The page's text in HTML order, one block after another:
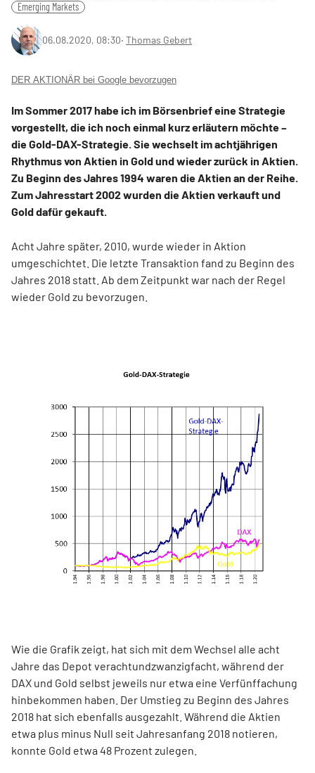
Emerging Markets
06.08.2020, 08:30‧ Thomas Gebert
DER AKTIONÄR bei Google bevorzugen
Im Sommer 2017 habe ich im Börsenbrief eine Strategie
vorgestellt, die ich noch einmal kurz erläutern möchte –
die Gold-DAX-Strategie. Sie wechselt im achtjährigen
Rhythmus von Aktien in Gold und wieder zurück in Aktien.
Zu Beginn des Jahres 1994 waren die Aktien an der Reihe.
Zum Jahresstart 2002 wurden die Aktien verkauft und
Gold dafür gekauft.
Acht Jahre später, 2010, wurde wieder in Aktion
umgeschichtet. Die letzte Transaktion fand zu Beginn des
Jahres 2018 statt. Ab dem Zeitpunkt war nach der Regel
wieder Gold zu bevorzugen.
Wie die Grafik zeigt, hat sich mit dem Wechsel alle acht
Jahre das Depot verachtundzwanzigfacht, während der
DAX und Gold selbst jeweils nur etwa eine Verfünffachung
hinbekommen haben. Der Umstieg zu Beginn des Jahres
2018 hat sich ebenfalls ausgezahlt. Während die Aktien
etwa plus minus Null seit Jahresanfang 2018 notieren,
konnte Gold etwa 48 Prozent zulegen.